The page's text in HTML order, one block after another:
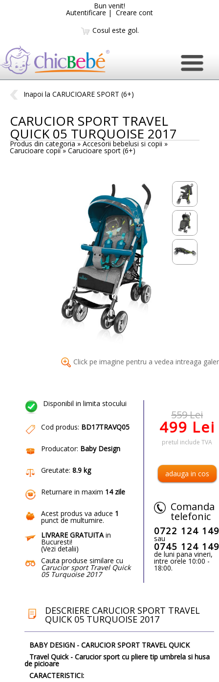
Bun venit!
Autentificare | Creare cont
Cosul este gol.
Inapoi la CARUCIOARE SPORT (6+)
CARUCIOR SPORT TRAVEL
QUICK 05 TURQUOISE 2017
Produs din categoria » Accesorii bebelusi si copii »
Carucioare copii » Carucioare sport (6+)
Click pe imagine pentru a vedea intreaga
Disponibil in limita stocului
Cod produs: BD17TRAVQ05
Producator: Baby Design
Greutate: 8.9 kg
Returnare in maxim 14 zile
Acest produs va aduce 1
punct de multumire.
LIVRARE GRATUITAin
Bucuresti!
(Vezi detalii)
Cauta produse similare cu
Carucior sport Travel Quick
05 Turquoise 2017
559 Lei
499 Lei
pretul include TVA
Comanda
telefonic
0722 124 149
sau
0745 124 149
de luni pana vineri,
intre orele 10:00 -
18:00.
DESCRIERE CARUCIOR SPORT TRAVEL
QUICK 05 TURQUOISE 2017
BABY DESIGN - CARUCIOR SPORT TRAVEL QUICK
Travel Quick - Carucior sport cu pliere tip umbrela si husa
de picioare
CARACTERISTICI: